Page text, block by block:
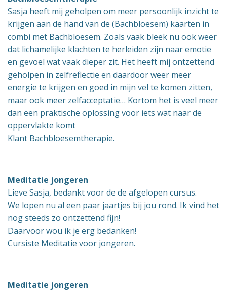
Sasja heeft mij geholpen om meer persoonlijk inzicht te
krijgen aan de hand van de (Bachbloesem) kaarten in
combi met Bachbloesem. Zoals vaak bleek nu ook weer
dat lichamelijke klachten te herleiden zijn naar emotie
en gevoel wat vaak dieper zit. Het heeft mij ontzettend
geholpen in zelfreflectie en daardoor weer meer
energie te krijgen en goed in mijn vel te komen zitten,
maar ook meer zelfacceptatie… Kortom het is veel meer
dan een praktische oplossing voor iets wat naar de
oppervlakte komt
Klant Bachbloesemtherapie.
Meditatie jongeren
Lieve Sasja, bedankt voor de de afgelopen cursus.
We lopen nu al een paar jaartjes bij jou rond. Ik vind het
nog steeds zo ontzettend fijn!
Daarvoor wou ik je erg bedanken!
Cursiste Meditatie voor jongeren.
Meditatie jongeren